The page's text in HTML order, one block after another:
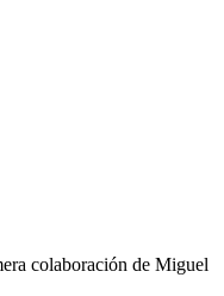
colaboración de Miguel